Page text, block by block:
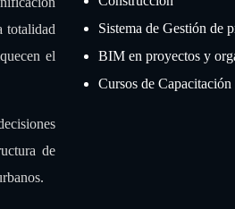
totalidad
el
de
Inteligencia de negocios
Construcción
Sistema de Gestión de
BIM en proyectos y